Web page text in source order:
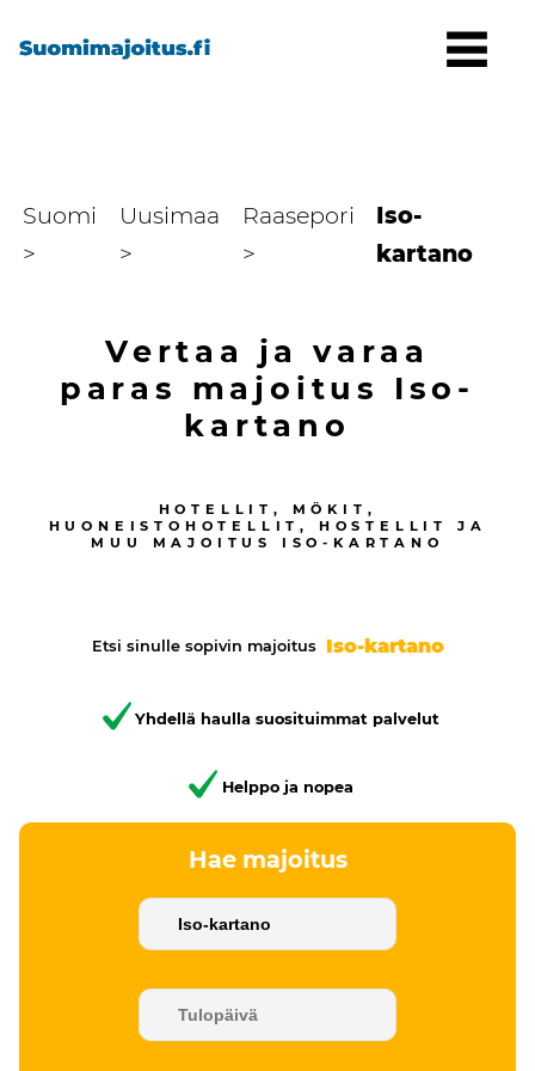
Suomi
>
Uusimaa
>
Raasepori
>
Iso-
kartano
Vertaa ja varaa
paras majoitus Iso-
kartano
HOTELLIT, MÖKIT,
HUONEISTOHOTELLIT, HOSTELLIT JA
MUU MAJOITUS
ISO-KARTANO
Etsi sinulle sopivin majoitus Iso-kartano
Yhdellä haulla suosituimmat palvelut
Helppo ja nopea
Hae majoitus